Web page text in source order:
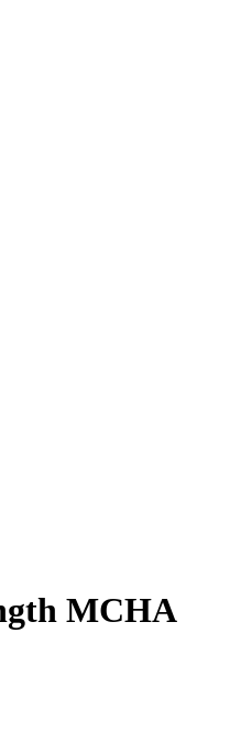
MCHA